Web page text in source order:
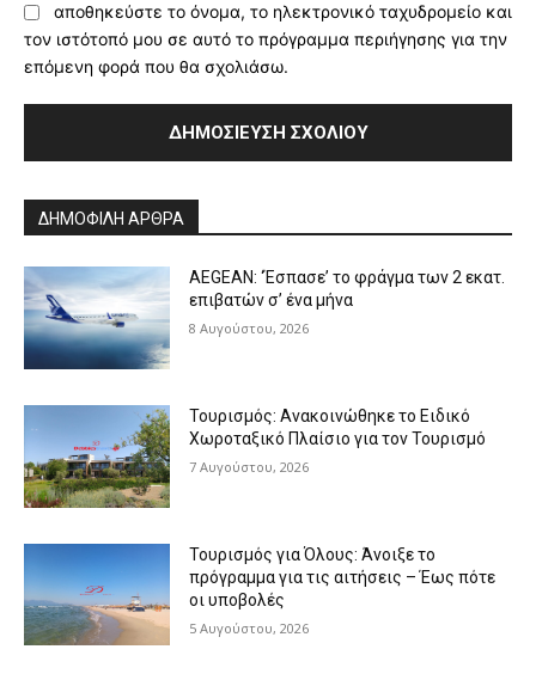
αποθηκεύστε το όνομα, το ηλεκτρονικό ταχυδρομείο και
τον ιστότοπό μου σε αυτό το πρόγραμμα περιήγησης για την
επόμενη φορά που θα σχολιάσω.
ΔΗΜΟΦΙΛΗ ΑΡΘΡΑ
AEGEAN: ‘Έσπασε’ το φράγμα των 2 εκατ.
επιβατών σ’ ένα μήνα
8 Αυγούστου, 2026
Τουρισμός: Ανακοινώθηκε το Ειδικό
Χωροταξικό Πλαίσιο για τον Τουρισμό
7 Αυγούστου, 2026
Τουρισμός για Όλους: Άνοιξε το
πρόγραμμα για τις αιτήσεις – Έως πότε
οι υποβολές
5 Αυγούστου, 2026